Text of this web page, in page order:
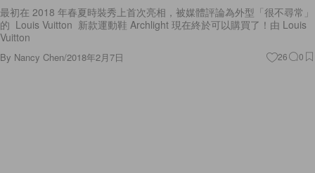
最初在 2018 年春夏時裝秀上首次亮相，被媒體評論為外型「很不尋常」
的 Louis Vuitton 新款運動鞋 Archlight 現在終於可以購買了！由 Louis
Vuitton
By Nancy Chen/2018年2月7日 26 0